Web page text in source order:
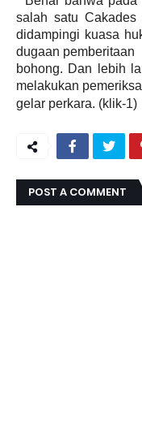
salah satu
didampingi kuasa
dugaan pemberitaan
bohong. Dan lebih
melakukan
gelar perkara. (klik-1)
POST A COMMENT